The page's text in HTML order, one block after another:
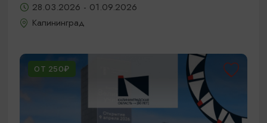
28.03.2026 - 01.09.2026
Калининград
ОТ 250₽